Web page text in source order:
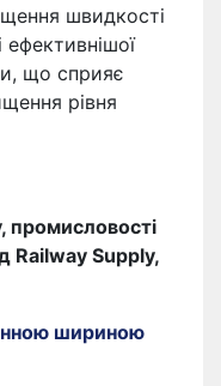
швидкості
що сприяє
рівня
промисловості
Railway Supply,
шириною